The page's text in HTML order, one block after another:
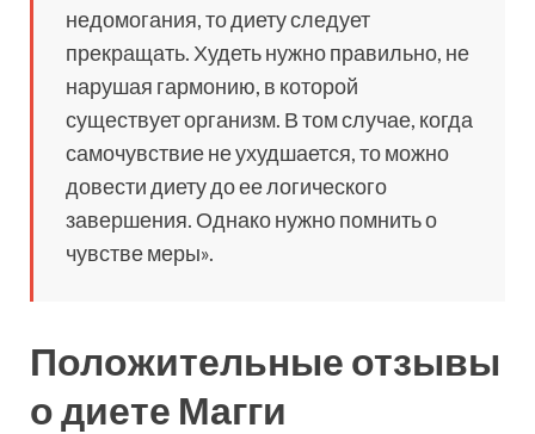
недомогания, то диету следует
прекращать. Худеть нужно правильно, не
нарушая гармонию, в которой
существует организм. В том случае, когда
самочувствие не ухудшается, то можно
довести диету до ее логического
завершения. Однако нужно помнить о
чувстве меры».
Положительные отзывы
о диете Магги